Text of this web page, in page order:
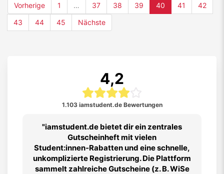
Vorherige 1 … 37 38 39 40 (current)
41
42
43
44 45 Nächste
4,2
1.103 iamstudent.de Bewertungen
iamstudent.de bietet dir ein zentrales
Gutscheinheft mit vielen
Student:innen‑Rabatten und eine schnelle,
unkomplizierte Registrierung. Die Plattform
sammelt zahlreiche Gutscheine (z. B. WiSe